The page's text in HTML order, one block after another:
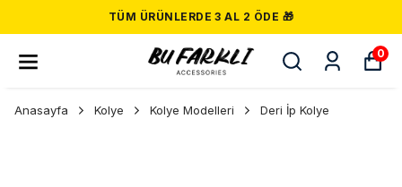
TÜM ÜRÜNLERDE 3 AL 2 ÖDE 🎁
0
Anasayfa Kolye Kolye Modelleri Deri İp Kolye